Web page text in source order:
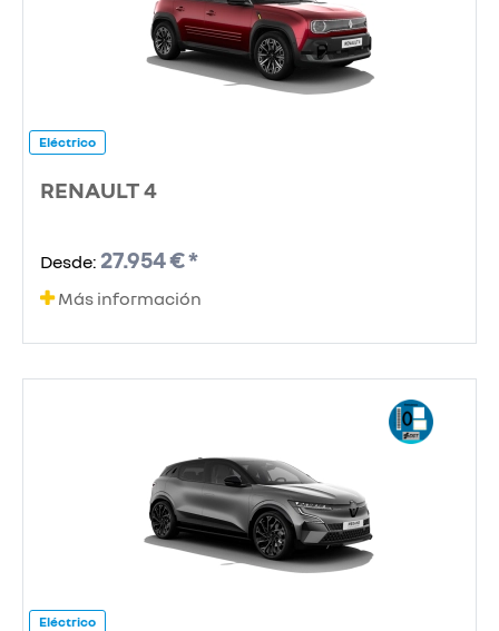
Eléctrico
RENAULT 4
Desde: 27.954 € *
Más información
Eléctrico